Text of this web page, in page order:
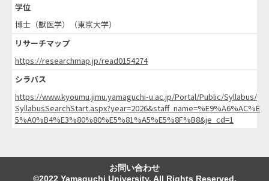
学位
博士（獣医学）（東京大学）
リサーチマップ
https://researchmap.jp/read0154274
シラバス
https://www.kyoumu.jimu.yamaguchi-u.ac.jp/Portal/Public/Syllabus/
SyllabusSearchStart.aspx?year=2026&staff_name=%E9%A6%AC%E
5%A0%B4%E3%80%80%E5%81%A5%E5%8F%B8&je_cd=1
お問い合わせ
©2022 Yamaguchi University. All Rights Reserved.